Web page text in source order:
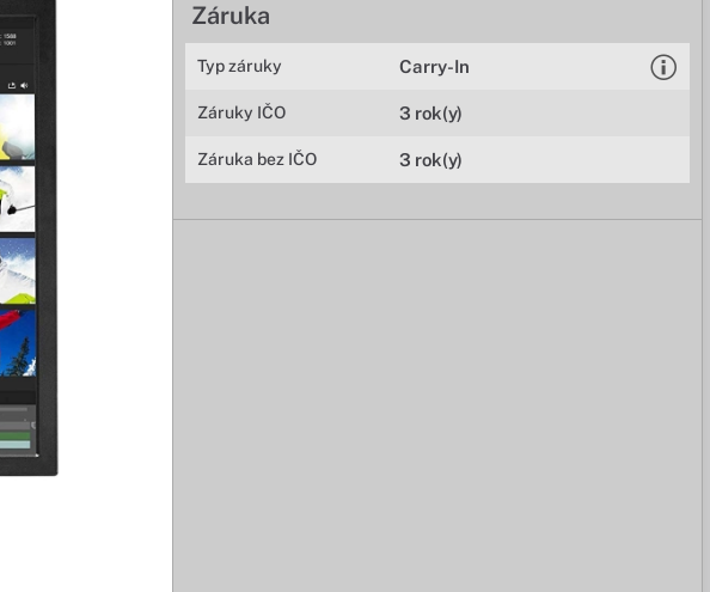
Záruka
Typ záruky Carry-In
Záruky IČO 3 rok(y)
Záruka bez IČO 3 rok(y)